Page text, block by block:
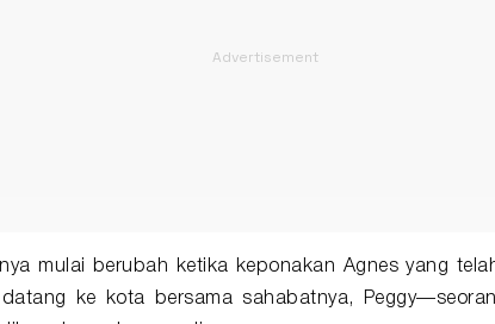
mulai berubah ketika keponakan Agnes yang
ke kota bersama sahabatnya,